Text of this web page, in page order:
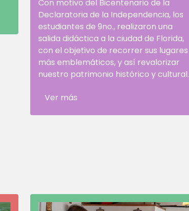
Con motivo del Bicentenario de la
Declaratoria de la Independencia, los
estudiantes de 9no., realizaron una
salida didáctica a la ciudad de Florida,
con el objetivo de recorrer sus lugares
más emblemáticos, y así revalorizar
nuestro patrimonio histórico y cultural.
Ver más